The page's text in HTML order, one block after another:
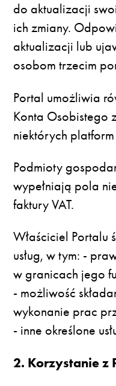
do aktualizacji
ich zmiany.
aktualizacji lub
osobom trzecim
Portal umożliwia
Konta Osobistego
niektórych
Podmioty
wypełniają pola
faktury VAT.
Właściciel Portalu
usług, w tym: -
w granicach jego
- możliwość
wykonanie prac
- inne określone
2. Korzystanie z